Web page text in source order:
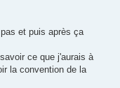
et puis après ça
ce que j'aurais à
la convention de la